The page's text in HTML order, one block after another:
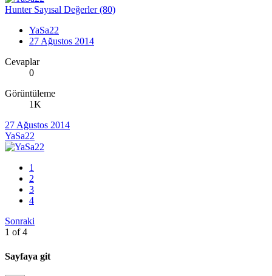
Hunter Sayısal Değerler (80)
YaSa22
27 Ağustos 2014
Cevaplar
0
Görüntüleme
1K
27 Ağustos 2014
YaSa22
1
2
3
4
Sonraki
1 of 4
Sayfaya git